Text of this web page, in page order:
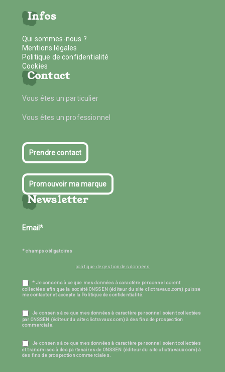
Infos
Qui sommes-nous ?
Mentions légales
Politique de confidentialité
Cookies
Contact
Vous êtes un particulier
Vous êtes un professionnel
Prendre contact
Promouvoir ma marque
Newsletter
* champs obligatoires
politique de gestion des données
* Je consens à ce que mes données à caractère personnel soient
collectées afin que la société ONSSEN (éditeur du site clictravaux.com) puisse
me contacter et accepte la Politique de confidentialité.
Je consens à ce que mes données à caractère personnel soient collectées
par ONSSEN (éditeur du site clictravaux.com) à des fins de prospection
commerciale.
Je consens à ce que mes données à caractère personnel soient collectées
et transmises à des partenaires de ONSSEN (éditeur du site clictravaux.com) à
des fins de prospection commerciales.